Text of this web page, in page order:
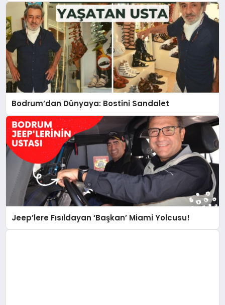
Bodrum’dan Dünyaya: Bostini Sandalet
Jeep’lere Fısıldayan ‘Başkan’ Miami Yolcusu!